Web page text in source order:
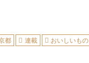
都 連載 おいしいもの